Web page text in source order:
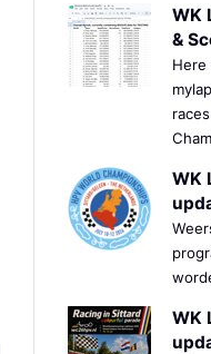
WK
&
Here
WK
WK